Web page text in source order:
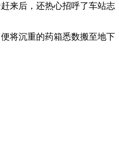
来后，还热心招呼了车站志
将沉重的药箱悉数搬至地下